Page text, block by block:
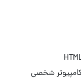
شخصی